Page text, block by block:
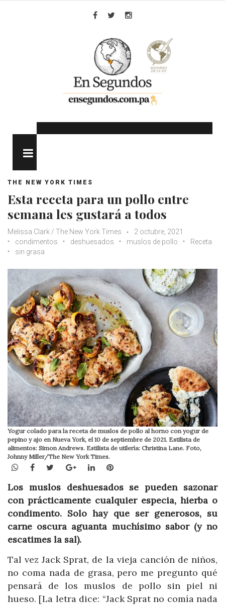
THE NEW YORK TIMES
Esta receta para un pollo entre
semana les gustará a todos
Melissa Clark / The New York Times
2 octubre, 2021
condimentos
deshuesados muslos de pollo
Receta
sin grasa
Yogur colado para la receta de muslos de pollo al horno con yogur de
pepino y ajo en Nueva York, el 10 de septiembre de 2021. Estilista de
alimentos: Simon Andrews. Estilista de utilería: Christina Lane. Foto,
Johnny Miller/The New York Times.
WhatsApp
Facebook
TwitterGoogle+LinkedInPinterest
Los muslos deshuesados se pueden sazonar
con prácticamente cualquier especia, hierba o
condimento. Solo hay que ser generosos, su
carne oscura aguanta muchísimo sabor (y no
escatimes la sal).
Tal vez Jack Sprat, de la vieja canción de niños,
no coma nada de grasa, pero me pregunto qué
pensará de los muslos de pollo sin piel ni
hueso. [La letra dice: “Jack Sprat no comía nada